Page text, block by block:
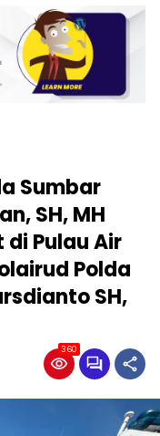
Sumbar
SH, MH
Pulau Air
Polda
SH,
360